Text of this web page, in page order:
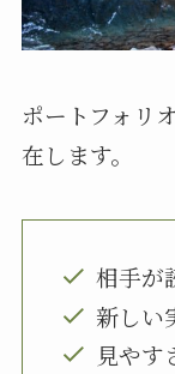
ポートフォリ
在します。
相手が
新しい
見やす